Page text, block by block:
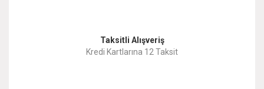
Ürün resmi kalitesiz, bozuk veya görüntülenemiyor.
Taksitli Alışveriş
Kredi Kartlarına 12 Taksit